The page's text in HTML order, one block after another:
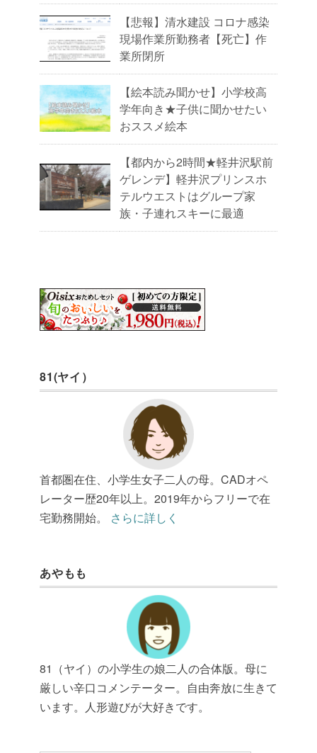
【悲報】清水建設 コロナ感染
現場作業所勤務者【死亡】作
業所閉所
【絵本読み聞かせ】小学校高
学年向き★子供に聞かせたい
おススメ絵本
【都内から2時間★軽井沢駅前
ゲレンデ】軽井沢プリンスホ
テルウエストはグループ家
族・子連れスキーに最適
81(ヤイ）
首都圏在住、小学生女子二人の母。CADオペ
レーター歴20年以上。2019年からフリーで在
宅勤務開始。 さらに詳しく
あやもも
81（ヤイ）の小学生の娘二人の合体版。母に
厳しい辛口コメンテーター。自由奔放に生きて
います。人形遊びが大好きです。